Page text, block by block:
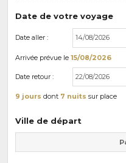
Date de votre voyage
Date aller :
Arrivée prévue le 15/08/2026
Date retour :
9 jours dont 7 nuits sur place
Ville de départ